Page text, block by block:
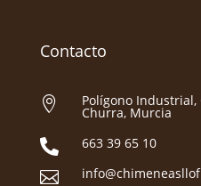
Contacto
 Polígono Industrial,
Churra, Murcia
 663 39 65 10
